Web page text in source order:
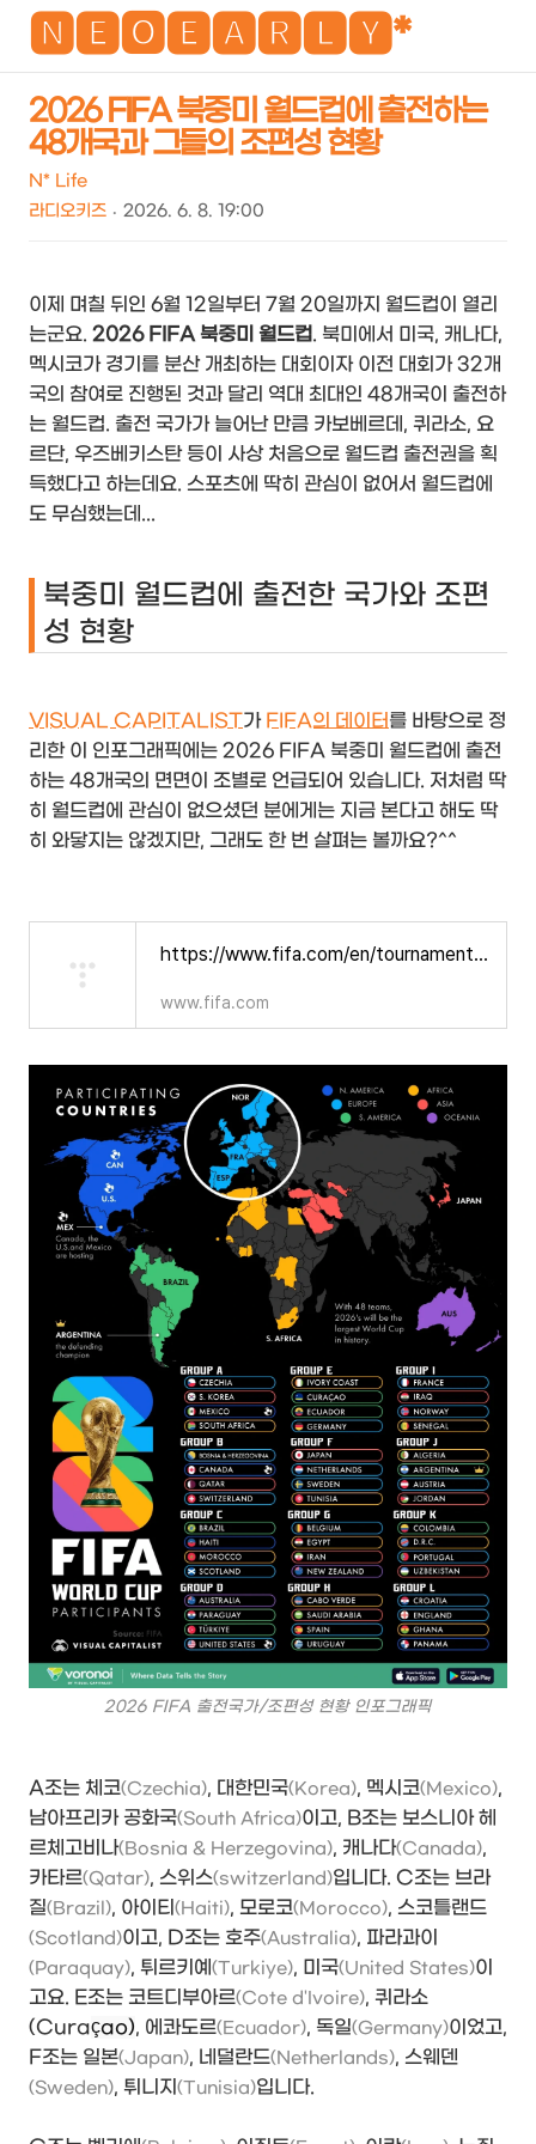
🅽🅴🅾🅴🅰🆁🅻🆈*
2026 FIFA 북중미 월드컵에 출전하는
48개국과 그들의 조편성 현황
N* Life
라디오키즈
2026. 6. 8. 19:00
이제 며칠 뒤인 6월 12일부터 7월 20일까지 월드컵이 열리
는군요. 2026 FIFA 북중미 월드컵. 북미에서 미국, 캐나다,
멕시코가 경기를 분산 개최하는 대회이자 이전 대회가 32개
국의 참여로 진행된 것과 달리 역대 최대인 48개국이 출전하
는 월드컵. 출전 국가가 늘어난 만큼 카보베르데, 퀴라소, 요
르단, 우즈베키스탄 등이 사상 처음으로 월드컵 출전권을 획
득했다고 하는데요. 스포츠에 딱히 관심이 없어서 월드컵에
도 무심했는데...
북중미 월드컵에 출전한 국가와 조편
성 현황
VISUAL CAPITALIST가 FIFA의 데이터를 바탕으로 정
리한 이 인포그래픽에는 2026 FIFA 북중미 월드컵에 출전
하는 48개국의 면면이 조별로 언급되어 있습니다. 저처럼 딱
히 월드컵에 관심이 없으셨던 분에게는 지금 본다고 해도 딱
히 와닿지는 않겠지만, 그래도 한 번 살펴는 볼까요?^^
https://www.fifa.com/en/tournaments/mens/worldcup/canadamexicousa2026/teams
www.fifa.com
2026 FIFA 출전국가/조편성 현황 인포그래픽
A조는 체코(Czechia), 대한민국(Korea), 멕시코(Mexico),
남아프리카 공화국(South Africa)이고, B조는 보스니아 헤
르체고비나(Bosnia & Herzegovina), 캐나다(Canada),
카타르(Qatar), 스위스(switzerland)입니다. C조는 브라
질(Brazil), 아이티 (Haiti), 모로코(Morocco), 스코틀랜드
(Scotland)이고, D조는 호주(Australia), 파라과이
(Paraquay), 튀르키예 (Turkiye), 미국(United States)이
고요. E조는 코트디부아르(Cote d'Ivoire), 퀴라소
(Curaçao), 에콰도르(Ecuador), 독일(Germany)이었고,
F조는 일본(Japan), 네덜란드(Netherlands), 스웨덴
(Sweden), 튀니지 (Tunisia)입니다.